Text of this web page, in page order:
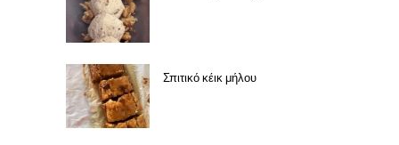
Σπιτικό κέικ μήλου